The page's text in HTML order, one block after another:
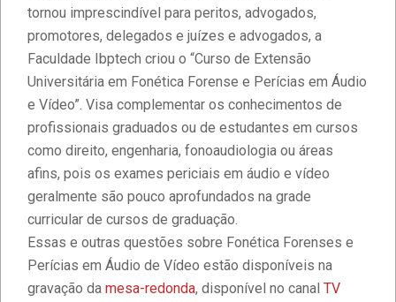
tornou imprescindível para peritos, advogados,
promotores, delegados e juízes e advogados, a
Faculdade Ibptech criou o “Curso de Extensão
Universitária em Fonética Forense e Perícias em Áudio
e Vídeo”. Visa complementar os conhecimentos de
profissionais graduados ou de estudantes em cursos
como direito, engenharia, fonoaudiologia ou áreas
afins, pois os exames periciais em áudio e vídeo
geralmente são pouco aprofundados na grade
curricular de cursos de graduação.
Essas e outras questões sobre Fonética Forenses e
Perícias em Áudio de Vídeo estão disponíveis na
gravação da mesa-redonda, disponível no canal TV
Estudantes da Faculdade IBPTECH
desenvolvem site dedicado à
Educação Digital
Diversidade e Inclusão na Faculdade
Faculdade IBPTECH: Transformando
Futuros através da Educação de
Excelência
Faculdade IBPTECH e SBSeg 2023